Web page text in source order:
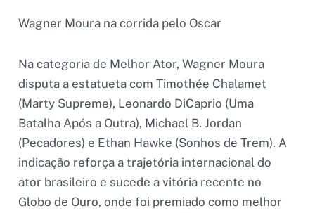
Wagner Moura na corrida pelo Oscar
Na categoria de Melhor Ator, Wagner Moura
disputa a estatueta com Timothée Chalamet
(Marty Supreme), Leonardo DiCaprio (Uma
Batalha Após a Outra), Michael B. Jordan
(Pecadores) e Ethan Hawke (Sonhos de Trem). A
indicação reforça a trajetória internacional do
ator brasileiro e sucede a vitória recente no
Globo de Ouro, onde foi premiado como melhor